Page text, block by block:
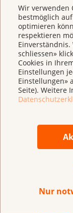
Wir verwenden
bestmöglich
optimieren
respektieren
Einverständnis.
schliessen»
Cookies in
Einstellungen
Einstellungen»
Seite). Weitere
Nur
Für ein
sich vom